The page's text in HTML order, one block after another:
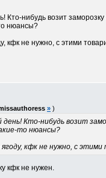
Кто-нибудь возит
нюансы?
кфк не нужно, с этими
» )
день! Кто-нибудь возит
то нюансы?
ягоду, кфк не нужно, с
кфк не нужен.